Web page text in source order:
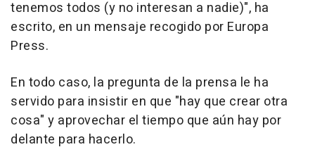
tenemos todos (y no interesan a nadie)", ha
escrito, en un mensaje recogido por Europa
Press.
En todo caso, la pregunta de la prensa le ha
servido para insistir en que "hay que crear otra
cosa" y aprovechar el tiempo que aún hay por
delante para hacerlo.